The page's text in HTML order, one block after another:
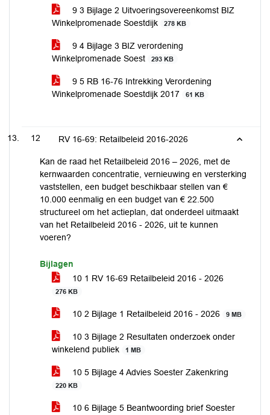
9 3 Bijlage 2 Uitvoeringsovereenkomst BIZ
Winkelpromenade Soestdijk
278 KB
9 4 Bijlage 3 BIZ verordening
Winkelpromenade Soest
293 KB
9 5 RB 16-76 Intrekking Verordening
Winkelpromenade Soestdijk 2017
61 KB
12 RV 16-69: Retailbeleid 2016-2026
Kan de raad het Retailbeleid 2016 – 2026, met de
kernwaarden concentratie, vernieuwing en versterking
vaststellen, een budget beschikbaar stellen van €
10.000 eenmalig en een budget van € 22.500
structureel om het actieplan, dat onderdeel uitmaakt
van het Retailbeleid 2016 - 2026, uit te kunnen
voeren?
Bijlagen
10 1 RV 16-69 Retailbeleid 2016 - 2026
276 KB
10 2 Bijlage 1 Retailbeleid 2016 - 2026 9 MB
10 3 Bijlage 2 Resultaten onderzoek onder
winkelend publiek
1 MB
10 5 Bijlage 4 Advies Soester Zakenkring
220 KB
10 6 Bijlage 5 Beantwoording brief Soester